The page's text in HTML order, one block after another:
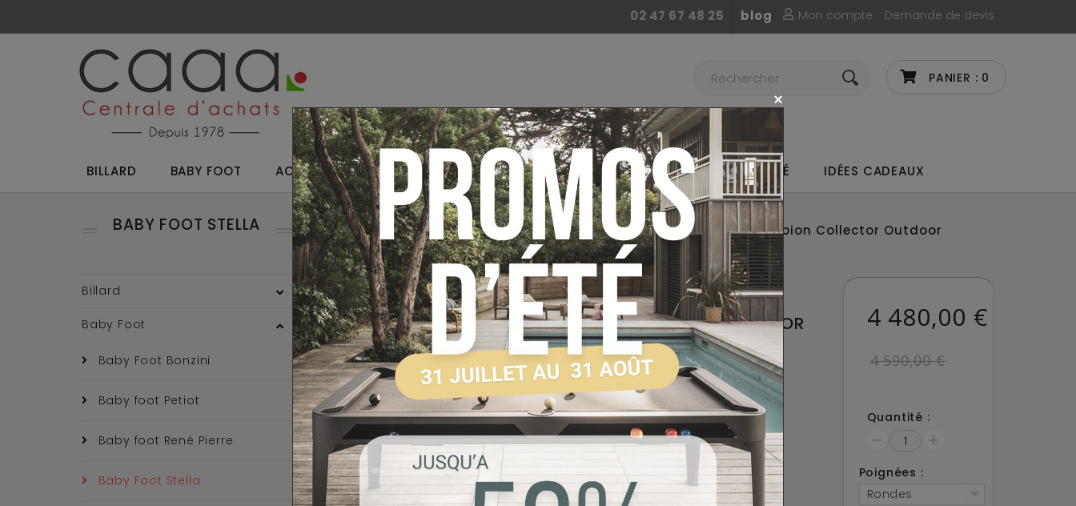
Mon compte Demande de devis
blog
02 47 67 48 25
PANIER : 0
BILLARD BABY FOOT ACCESSOIRES BILLARD ACCESSOIRES BABY FOOT AUTRES JEUX DE CAFÉ IDÉES CADEAUX
BABY FOOT STELLA
Billard
Baby Foot
Baby Foot Bonzini
Baby foot Petiot
Baby foot René Pierre
Baby Foot Stella
Retour Baby Foot Baby Foot Stella Baby-foot Stella Champion Collector Outdoor
Millésime Gris
PAYEZ EN 4 FOIS SANS FRAIS !
LIVRAISON OFFERTE !
BABY-FOOT STELLA
CHAMPION COLLECTOR
OUTDOOR MILLÉSIME
GRIS
Référence : 2200035-O-MB
Livraison sous 3 semaines
Envoyer à un ami
Partager sur Facebook !
Imprimer
4 480,00 €
4 590,00 €
Quantité :
Poignées :
Rondes